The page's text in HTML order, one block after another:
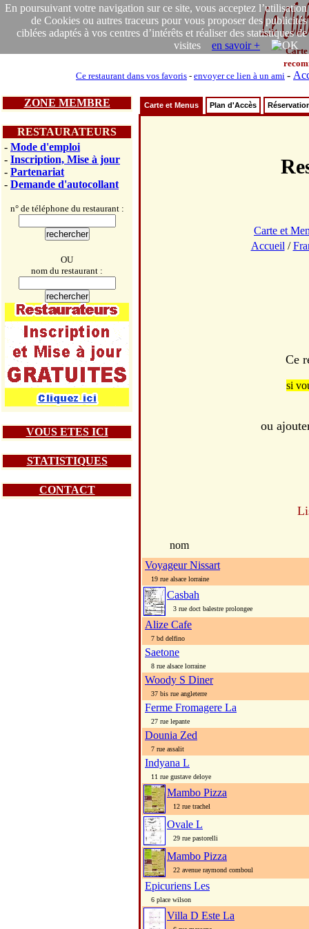
En poursuivant votre navigation sur ce site, vous acceptez l’utilisation
de Cookies ou autres traceurs pour vous proposer des publicités
ciblées adaptés à vos centres d’intérêts et réaliser des statistiques de
visites en savoir +
Carte
Ce restaurant dans vos favoris - envoyer ce lien à un ami -
ZONE MEMBRE
RESTAURATEURS
- Mode d'emploi
- Inscription, Mise à jour
- Partenariat
- Demande d'autocollant
n° de téléphone du restaurant :
OU
nom du restaurant :
VOUS ETES ICI
STATISTIQUES
CONTACT
Carte et Menus Plan d'Accès
Carte et
Accueil /
Ce
si
ou
nom
Voyageur Nissart
19 rue alsace lorraine
Casbah
3 rue doct balestre prolongee
Alize Cafe
7 bd delfino
Saetone
8 rue alsace lorraine
Woody S Diner
37 bis rue angleterre
Ferme Fromagere La
27 rue lepante
Dounia Zed
7 rue assalit
Indyana L
11 rue gustave deloye
Mambo Pizza
12 rue trachel
Ovale L
29 rue pastorelli
Mambo Pizza
22 avenue raymond comboul
Epicuriens Les
6 place wilson
Villa D Este La